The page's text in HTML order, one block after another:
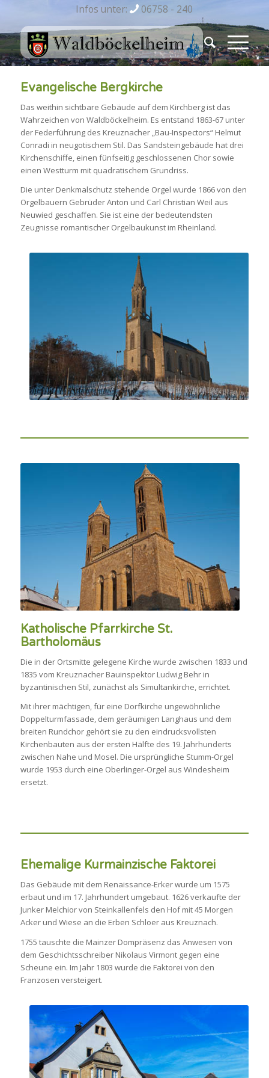
Infos unter: 06758 - 240
Evangelische Bergkirche
Das weithin sichtbare Gebäude auf dem Kirchberg ist das
Wahrzeichen von Waldböckelheim. Es entstand 1863-67 unter
der Federführung des Kreuznacher „Bau-Inspectors“ Helmut
Conradi in neugotischem Stil. Das Sandsteingebäude hat drei
Kirchenschiffe, einen fünfseitig geschlossenen Chor sowie
einen Westturm mit quadratischem Grundriss.
Die unter Denkmalschutz stehende Orgel wurde 1866 von den
Orgelbauern Gebrüder Anton und Carl Christian Weil aus
Neuwied geschaffen. Sie ist eine der bedeutendsten
Zeugnisse romantischer Orgelbaukunst im Rheinland.
Katholische Pfarrkirche St.
Bartholomäus
Die in der Ortsmitte gelegene Kirche wurde zwischen 1833 und
1835 vom Kreuznacher Bauinspektor Ludwig Behr in
byzantinischen Stil, zunächst als Simultankirche, errichtet.
Mit ihrer mächtigen, für eine Dorfkirche ungewöhnliche
Doppelturmfassade, dem geräumigen Langhaus und dem
breiten Rundchor gehört sie zu den eindrucksvollsten
Kirchenbauten aus der ersten Hälfte des 19. Jahrhunderts
zwischen Nahe und Mosel. Die ursprüngliche Stumm-Orgel
wurde 1953 durch eine Oberlinger-Orgel aus Windesheim
ersetzt.
Ehemalige Kurmainzische Faktorei
Das Gebäude mit dem Renaissance-Erker wurde um 1575
erbaut und im 17. Jahrhundert umgebaut. 1626 verkaufte der
Junker Melchior von Steinkallenfels den Hof mit 45 Morgen
Acker und Wiese an die Erben Schloer aus Kreuznach.
1755 tauschte die Mainzer Dompräsenz das Anwesen von
dem Geschichtsschreiber Nikolaus Virmont gegen eine
Scheune ein. Im Jahr 1803 wurde die Faktorei von den
Franzosen versteigert.